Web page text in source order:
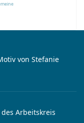
von Stefanie
Arbeitskreis